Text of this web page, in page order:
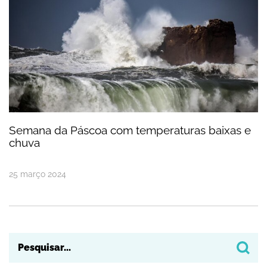
Semana da Páscoa com temperaturas baixas e
chuva
25 março 2024